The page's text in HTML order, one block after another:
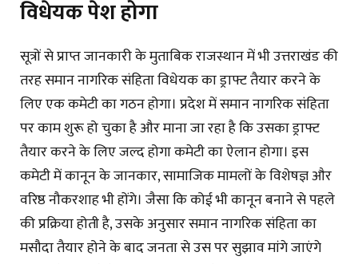
विधेयक पेश होगा
सूत्रों से प्राप्त जानकारी के मुताबिक राजस्थान में भी उत्तराखंड की
तरह समान नागरिक संहिता विधेयक का ड्राफ्ट तैयार करने के
लिए एक कमेटी का गठन होगा। प्रदेश में समान नागरिक संहिता
पर काम शुरू हो चुका है और माना जा रहा है कि उसका ड्राफ्ट
तैयार करने के लिए जल्द होगा कमेटी का ऐलान होगा। इस
कमेटी में कानून के जानकार, सामाजिक मामलों के विशेषज्ञ और
वरिष्ठ नौकरशाह भी होंगे। जैसा कि कोई भी कानून बनाने से पहले
की प्रक्रिया होती है, उसके अनुसार समान नागरिक संहिता का
मसौदा तैयार होने के बाद जनता से उस पर सुझाव मांगे जाएंगे